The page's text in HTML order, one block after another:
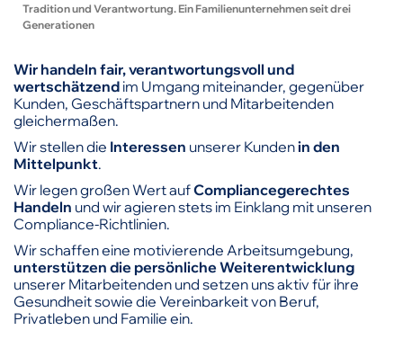
Tradition und Verantwortung. Ein Familienunternehmen seit drei
Generationen
Wir handeln fair, verantwortungsvoll und
wertschätzend im Umgang miteinander, gegenüber
Kunden, Geschäftspartnern und Mitarbeitenden
gleichermaßen.
Wir stellen die Interessen unserer Kundenin den
Mittelpunkt.
Wir legen großen Wert aufCompliancegerechtes
Handeln und wir agieren stets im Einklang mit unseren
Compliance-Richtlinien.
Wir schaffen eine motivierende Arbeitsumgebung,
unterstützen die persönliche Weiterentwicklung
unserer Mitarbeitenden und setzen uns aktiv für ihre
Gesundheit sowie die Vereinbarkeit von Beruf,
Privatleben und Familie ein.